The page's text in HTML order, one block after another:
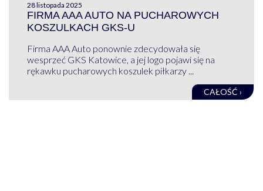
28 listopada 2025
FIRMA AAA AUTO NA PUCHAROWYCH
KOSZULKACH GKS-U
Firma AAA Auto ponownie zdecydowała się
wesprzeć GKS Katowice, a jej logo pojawi się na
rękawku pucharowych koszulek piłkarzy ...
CAŁOŚĆ ›